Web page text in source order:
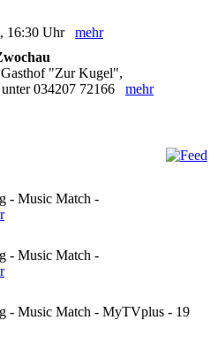
16:30 Uhr mehr
"Zur Kugel",
034207 72166 mehr
- Music Match -
- Music Match -
- Music Match - MyTVplus - 19